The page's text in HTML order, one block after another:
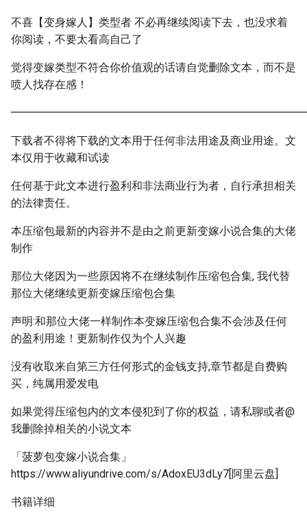
不喜【变身嫁人】类型者 不必再继续阅读下去，也没求着
你阅读，不要太看高自己了
觉得变嫁类型不符合你价值观的话请自觉删除文本，而不是
喷人找存在感！
下载者不得将下载的文本用于任何非法用途及商业用途。文
本仅用于收藏和试读
任何基于此文本进行盈利和非法商业行为者，自行承担相关
的法律责任。
本压缩包最新的内容并不是由之前更新变嫁小说合集的大佬
制作
那位大佬因为一些原因将不在继续制作压缩包合集, 我代替
那位大佬继续更新变嫁压缩包合集
声明:和那位大佬一样制作本变嫁压缩包合集不会涉及任何
的盈利用途！更新制作仅为个人兴趣
没有收取来自第三方任何形式的金钱支持,章节都是自费购
买，纯属用爱发电
如果觉得压缩包内的文本侵犯到了你的权益，请私聊或者@
我删除掉相关的小说文本
「菠萝包变嫁小说合集」
https://www.aliyundrive.com/s/AdoxEU3dLy7[阿里云盘]
书籍详细